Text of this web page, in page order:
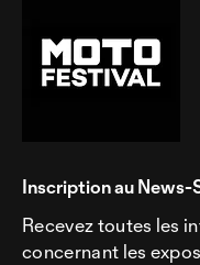
Inscription au News-
Recevez toutes les
concernant les